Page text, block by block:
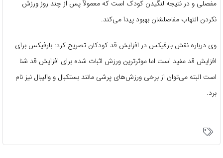
مفصلی و در نتیجه لنگیدن کودک است که معمولاً پس از چند روز ورزش
نکردن التهاب مفاصلشان بهبود پیدا می‌کند.
وی درباره نقش بارفیکس در افزایش قد کودکان تصریح کرد: بارفیکس برای
افزایش قد مفید است اما موثرترین ورزش اثبات شده برای افزایش قد شنا
است البته می‌توان از برخی ورزش‌های پرشی مانند بستکبال و والیبال نیز نام
برد.